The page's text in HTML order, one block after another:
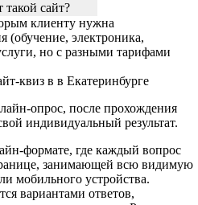
такой сайт?
клиенту нужна
(обучение, электроника,
но с разными тарифами
квиз в в Екатеринбурге
опрос, после прохождения
индивидуальный результат.
формате, где каждый вопрос
занимающей всю видимую
мобильного устройства.
вариантами ответов,